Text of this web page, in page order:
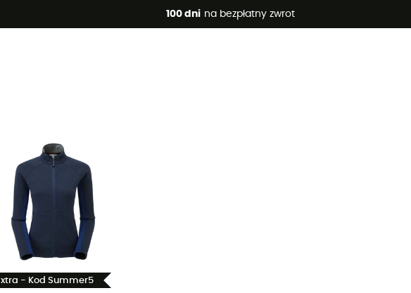
100 dni na bezpłatny zwrot
Letnie promocje 🔥 -5% DODATKOWO przy zakupie 2 produktów*, kod Summer5
- Kod Summer5